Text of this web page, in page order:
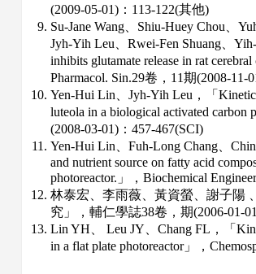
(2009-05-01)：113-122(其他)
Su-Jane Wang、Shiu-Huey Chou、
Jyh-Yih Leu、Rwei-Fen Shuang、
inhibits glutamate release in rat
Pharmacol. Sin.29卷，11期(2008-11-
Yen-Hui Lin、Jyh-Yih Leu，「
luteola in a biological activated carbon
(2008-03-01)：457-467(SCI)
Yen-Hui Lin、Fuh-Long Chang、
and nutrient source on fatty acid
photoreactor.」，Biochemical
林泰宏、李雨薇、黃資螢、謝子陽
究」，輔仁學誌38卷，期(2006-01-
Lin YH、 Leu JY、Chang FL，「
in a flat plate photoreactor」，